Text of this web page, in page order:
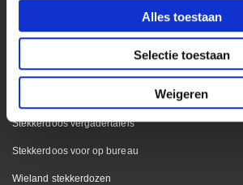
Alles toestaan
Selectie toestaan
Weigeren
Bekijk onze blog pagina
Stekkerdoos bureaublad
Stekkerdoos vergadertafels
Stekkerdoos voor op bureau
Wieland stekkerdozen